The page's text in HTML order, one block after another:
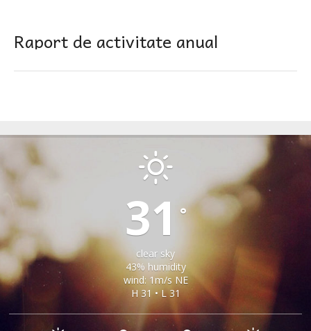
Raport de activitate anual
31 °
clear sky
43% humidity
wind: 1m/s NE
H 31 • L 31